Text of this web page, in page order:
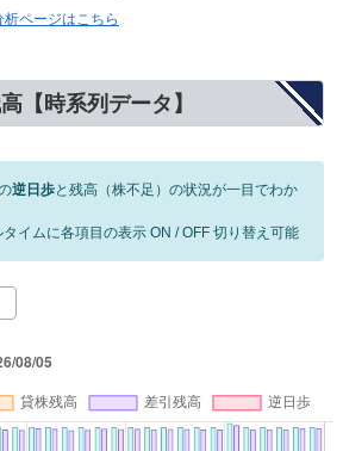
ページはこちら
【時系列データ】
逆日歩と残高（株不足）の状況が一目でわか
イムに各項目の表示 ON / OFF 切り替え可能